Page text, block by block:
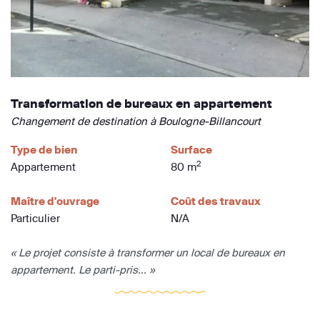
Transformation de bureaux en appartement
Changement de destination à Boulogne-Billancourt
Type de bien
Appartement
Surface
80 m2
Maître d'ouvrage
Particulier
Coût des travaux
N/A
« Le projet consiste à transformer un local de bureaux en
appartement. Le parti-pris... »